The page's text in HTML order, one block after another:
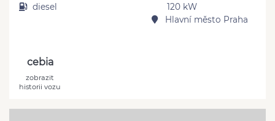
diesel
120 kW
Hlavní město Praha
cebia
zobrazit
historii vozu